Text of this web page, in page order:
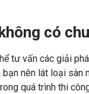
có
tư vấn các giải
nên lát loại sàn
quá trình thi